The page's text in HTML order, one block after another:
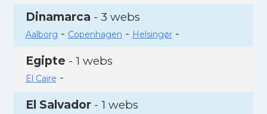
Dinamarca - 3 webs
Aalborg - Copenhagen - Helsingør-
Egipte - 1 webs
El Caire -
El Salvador- 1 webs